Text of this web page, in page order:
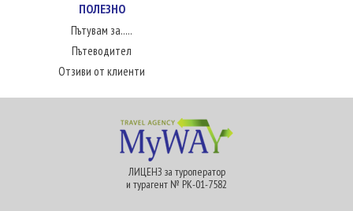
ПОЛЕЗНО
Пътувам за.....
Пътеводител
Отзиви от клиенти
ЛИЦЕНЗ за туроператор
и турагент № РК-01-7582